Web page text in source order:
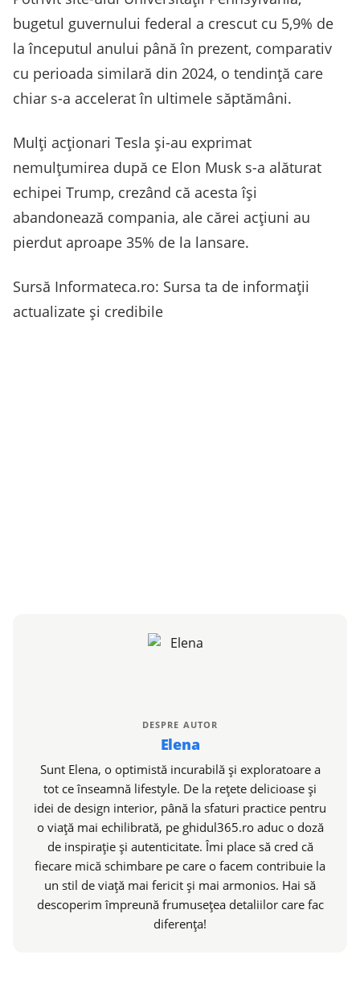
bugetul guvernului federal a crescut cu 5,9% de
la începutul anului până în prezent, comparativ
cu perioada similară din 2024, o tendinţă care
chiar s-a accelerat în ultimele săptămâni.
Mulţi acţionari Tesla şi-au exprimat
nemulţumirea după ce Elon Musk s-a alăturat
echipei Trump, crezând că acesta îşi
abandonează compania, ale cărei acţiuni au
pierdut aproape 35% de la lansare.
Sursă Informateca.ro: Sursa ta de informații
actualizate și credibile
DESPRE AUTOR
Elena
Sunt Elena, o optimistă incurabilă și exploratoare a
tot ce înseamnă lifestyle. De la rețete delicioase și
idei de design interior, până la sfaturi practice pentru
o viață mai echilibrată, pe ghidul365.ro aduc o doză
de inspirație și autenticitate. Îmi place să cred că
fiecare mică schimbare pe care o facem contribuie la
un stil de viață mai fericit și mai armonios. Hai să
descoperim împreună frumusețea detaliilor care fac
diferența!